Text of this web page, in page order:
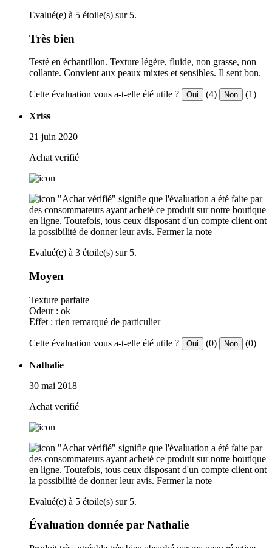
Evalué(e) à 5 étoile(s) sur 5.
Très bien
Testé en échantillon. Texture légère, fluide, non grasse, non
collante. Convient aux peaux mixtes et sensibles. Il sent bon.
Cette évaluation vous a-t-elle été utile ? Oui (4) Non (1)
Xriss
21 juin 2020
Achat verifié
"Achat vérifié" signifie que l'évaluation a été faite par
des consommateurs ayant acheté ce produit sur notre boutique
en ligne. Toutefois, tous ceux disposant d'un compte client ont
la possibilité de donner leur avis. Fermer la note
Evalué(e) à 3 étoile(s) sur 5.
Moyen
Texture parfaite
Odeur : ok
Effet : rien remarqué de particulier
Cette évaluation vous a-t-elle été utile ? Oui (0) Non (0)
Nathalie
30 mai 2018
Achat verifié
"Achat vérifié" signifie que l'évaluation a été faite par
des consommateurs ayant acheté ce produit sur notre boutique
en ligne. Toutefois, tous ceux disposant d'un compte client ont
la possibilité de donner leur avis. Fermer la note
Evalué(e) à 5 étoile(s) sur 5.
Évaluation donnée par Nathalie